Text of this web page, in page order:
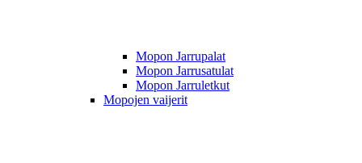
Mopon Jarrupalat
Mopon Jarrusatulat
Mopon Jarruletkut
Mopojen vaijerit